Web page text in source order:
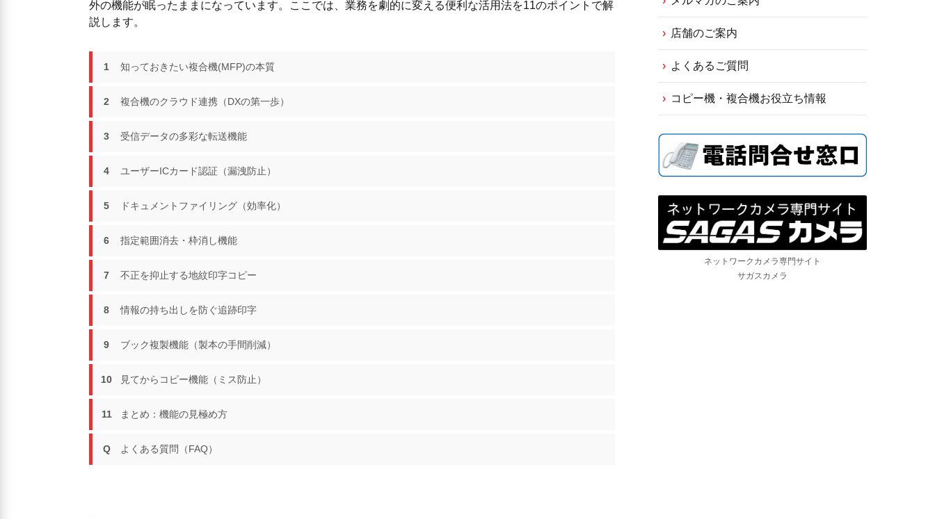
外の機能が眠ったままになっています。ここでは、業務を劇的に変える便利な活用法を11のポイントで解
説します。
1 知っておきたい複合機(MFP)の本質
2 複合機のクラウド連携（DXの第一歩）
3 受信データの多彩な転送機能
4 ユーザーICカード認証（漏洩防止）
5 ドキュメントファイリング（効率化）
6 指定範囲消去・枠消し機能
7 不正を抑止する地紋印字コピー
8 情報の持ち出しを防ぐ追跡印字
9 ブック複製機能（製本の手間削減）
10 見てからコピー機能（ミス防止）
11 まとめ：機能の見極め方
Q よくある質問（FAQ）
店舗のご案内
よくあるご質問
コピー機・複合機お役立ち情報
ネットワークカメラ専門サイト
サガスカメラ